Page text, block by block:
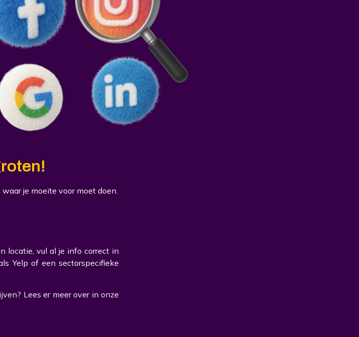
je moeite voor moet doen.
locatie, vul al je info correct in
Yelp of een sectorspecifieke
Lees er meer over in onze